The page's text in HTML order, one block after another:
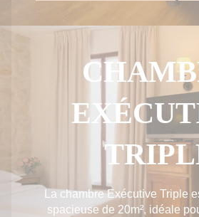
La chambre Exécutive Triple
spacieuse de 20m², idéale